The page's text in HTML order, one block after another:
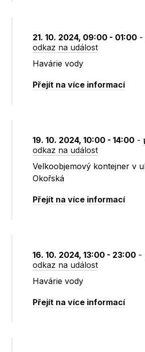
21. 10. 2024, 09:00 - 01:00 -
odkaz na událost
Havárie vody
Přejít na více informací
19. 10. 2024, 10:00 - 14:00 -
odkaz na událost
Velkoobjemový kontejner v
Okořská
Přejít na více informací
16. 10. 2024, 13:00 - 23:00 -
odkaz na událost
Havárie vody
Přejít na více informací